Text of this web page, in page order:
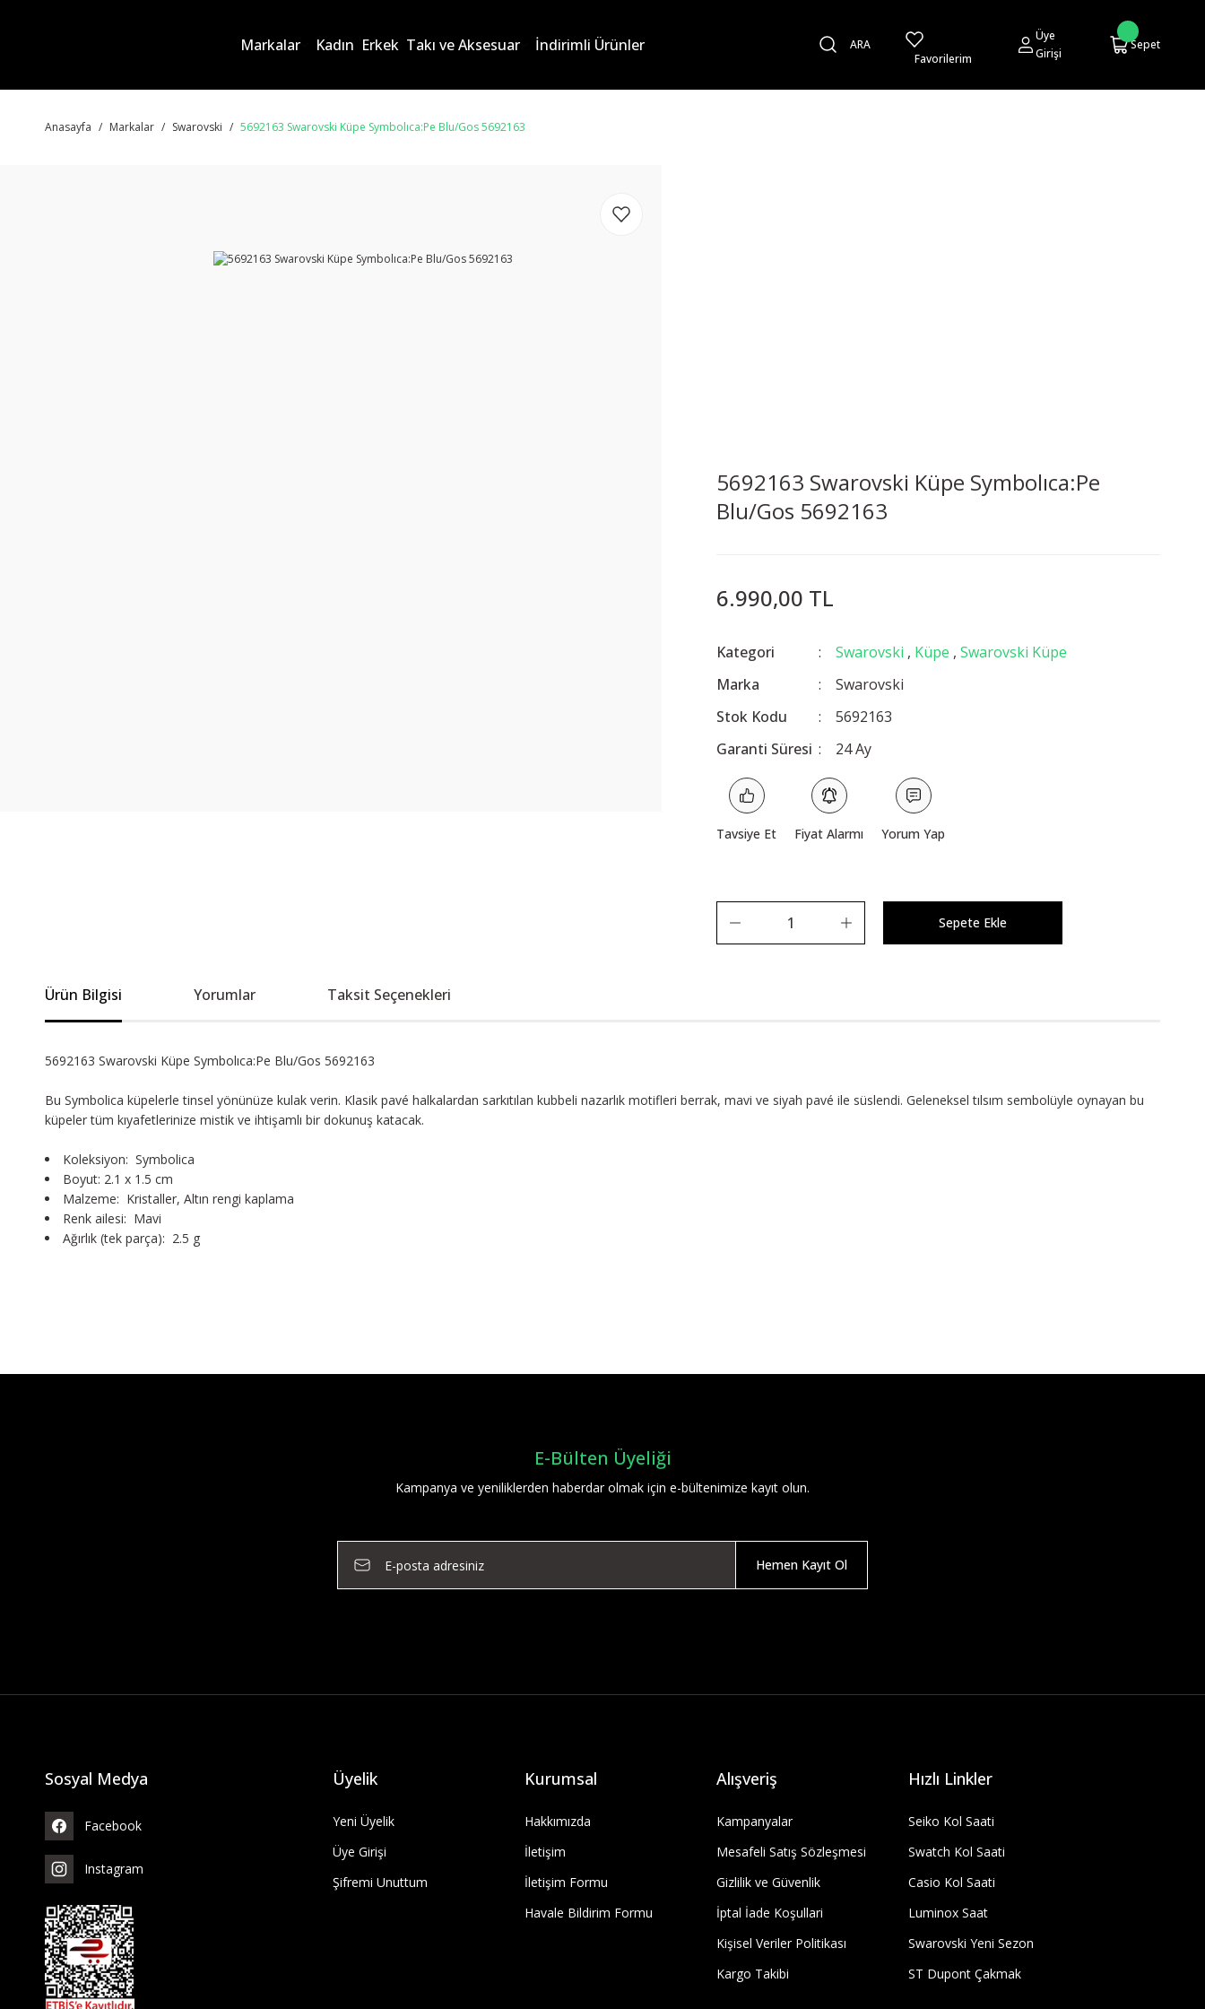
Markalar Kadın Erkek Takı ve Aksesuar İndirimli Ürünler
ARA
Favorilerim
Üye
Girişi
Sepet
Anasayfa Markalar Swarovski 5692163 Swarovski Küpe Symbolıca:Pe Blu/Gos 5692163
5692163 Swarovski Küpe Symbolıca:Pe
Blu/Gos 5692163
6.990,00 TL
Kategori Swarovski , Küpe , Swarovski Küpe
Marka
Swarovski
Stok Kodu
5692163
Garanti Süresi
24 Ay
Tavsiye Et Fiyat Alarmı Yorum Yap
Sepete Ekle
Ürün Bilgisi Yorumlar Taksit Seçenekleri
5692163 Swarovski Küpe Symbolıca:Pe Blu/Gos 5692163
Bu Symbolica küpelerle tinsel yönünüze kulak verin. Klasik pavé halkalardan sarkıtılan kubbeli nazarlık motifleri berrak, mavi ve siyah pavé ile süslendi. Geleneksel tılsım sembolüyle oynayan bu
küpeler tüm kıyafetlerinize mistik ve ihtişamlı bir dokunuş katacak.
Koleksiyon: Symbolica
Boyut: 2.1 x 1.5 cm
Malzeme: Kristaller, Altın rengi kaplama
Renk ailesi: Mavi
Ağırlık (tek parça): 2.5 g
Yorum Yaz
E-Bülten Üyeliği
Kampanya ve yeniliklerden haberdar olmak için e-bültenimize kayıt olun.
Hemen Kayıt Ol
Sosyal Medya
Facebook
Instagram
Üyelik
Yeni Üyelik
Üye Girişi
Şifremi Unuttum
Kurumsal
Hakkımızda
İletişim
İletişim Formu
Havale Bildirim Formu
Alışveriş
Kampanyalar
Mesafeli Satış Sözleşmesi
Gizlilik ve Güvenlik
İptal İade Koşullari
Kişisel Veriler Politikası
Kargo Takibi
Hızlı Linkler
Seiko Kol Saati
Swatch Kol Saati
Casio Kol Saati
Luminox Saat
Swarovski Yeni Sezon
ST Dupont Çakmak